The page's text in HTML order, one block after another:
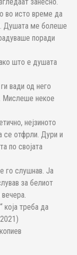
во исто време да
Душата ме болеше
поради
што е душата
вади од него
Мислеше некое
нејзиното
отфрли. Дури и
по својата
го слушнав. Ја
за белиот
која треба да